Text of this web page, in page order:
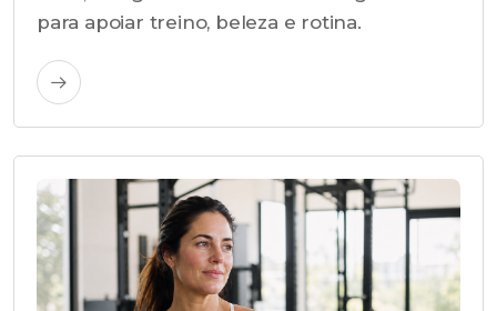
para apoiar treino, beleza e rotina.